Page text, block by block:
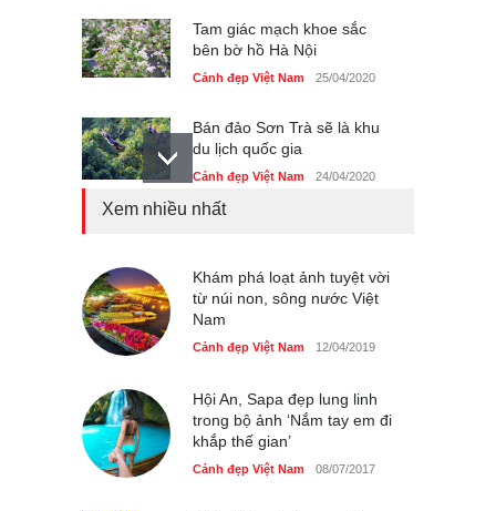
Tam giác mạch khoe sắc
bên bờ hồ Hà Nội
Cảnh đẹp Việt Nam 25/04/2020
Bán đảo Sơn Trà sẽ là khu
du lịch quốc gia
Cảnh đẹp Việt Nam 24/04/2020
Cảnh đẹp Việt Nam 25/04/2020
Nhiều hoạt động tôn vinh
nhà giáo tại Đầm Sen
Xem nhiều nhất
Khám phá loạt ảnh tuyệt vời
từ núi non, sông nước Việt
Nam
Cảnh đẹp Việt Nam 12/04/2019
Hội An, Sapa đẹp lung linh
trong bộ ảnh ‘Nắm tay em đi
khắp thế gian’
Cảnh đẹp Việt Nam 08/07/2017